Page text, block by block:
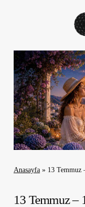
Anasayfa» 13 Temmuz
13 Temmuz –